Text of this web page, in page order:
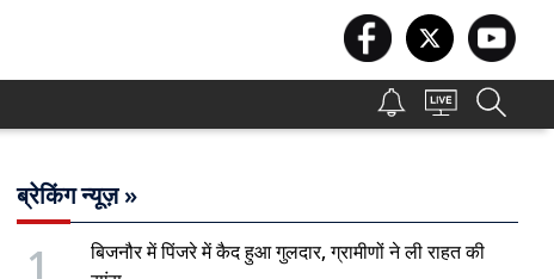
ब्रेकिंग न्यूज़ »
1
बिजनौर में पिंजरे में कैद हुआ गुलदार, ग्रामीणों ने ली राहत की